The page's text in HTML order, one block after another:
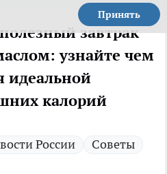
Принять
завтрак
узнайте чем
идеальной
калорий
России
Советы